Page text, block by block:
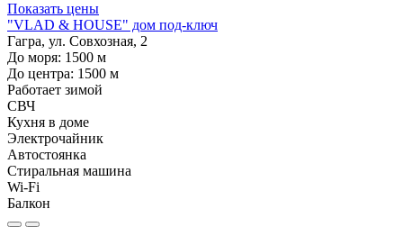
Показать цены
"VLAD & HOUSE" дом под-ключ
Гагра, ул. Совхозная, 2
До моря: 1500 м
До центра: 1500 м
Работает зимой
СВЧ
Кухня в доме
Электрочайник
Автостоянка
Стиральная машина
Wi-Fi
Балкон